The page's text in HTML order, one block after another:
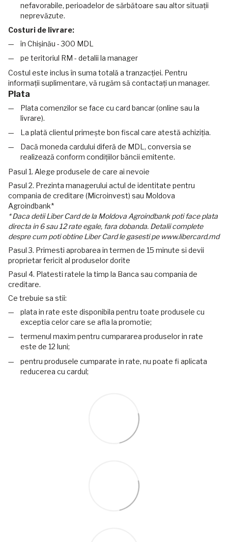
nefavorabile, perioadelor de sărbătoare sau altor situații
neprevăzute.
Costuri de livrare:
în Chișinău - 300 MDL
pe teritoriul RM - detalii la manager
Costul este inclus în suma totală a tranzacției. Pentru
informații suplimentare, vă rugăm să contactați un manager.
Plata
Plata comenzilor se face cu card bancar (online sau la
livrare).
La plată clientul primește bon fiscal care atestă achiziția.
Dacă moneda cardului diferă de MDL, conversia se
realizează conform condițiilor băncii emitente.
Pasul 1. Alege produsele de care ai nevoie
Pasul 2. Prezinta managerului actul de identitate pentru
compania de creditare (Microinvest) sau Moldova
Agroindbank*
* Daca detii Liber Card de la Moldova Agroindbank poti face plata
directa in 6 sau 12 rate egale, fara dobanda. Detalii complete
despre cum poti obtine Liber Card le gasesti pe www.libercard.md
Pasul 3. Primesti aprobarea in termen de 15 minute si devii
proprietar fericit al produselor dorite
Pasul 4. Platesti ratele la timp la Banca sau compania de
creditare.
Ce trebuie sa stii:
plata in rate este disponibila pentru toate produsele cu
exceptia celor care se afla la promotie;
termenul maxim pentru cumpararea produselor in rate
este de 12 luni;
pentru produsele cumparate in rate, nu poate fi aplicata
reducerea cu cardul;